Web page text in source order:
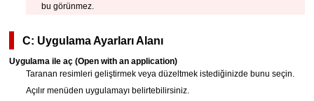
bu görünmez.
C: Uygulama Ayarları Alanı
Uygulama ile aç (Open with an application)
Taranan resimleri geliştirmek veya düzeltmek istediğinizde bunu seçin.
Açılır menüden uygulamayı belirtebilirsiniz.